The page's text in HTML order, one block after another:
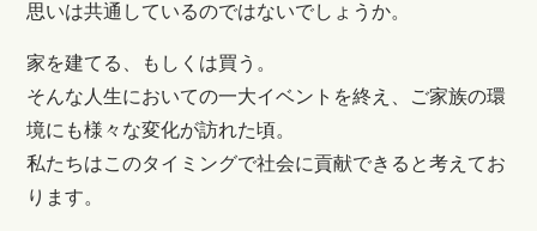
思いは共通しているのではないでしょうか。
家を建てる、もしくは買う。
そんな人生においての一大イベントを終え、ご家族の環
境にも様々な変化が訪れた頃。
私たちはこのタイミングで社会に貢献できると考えてお
ります。